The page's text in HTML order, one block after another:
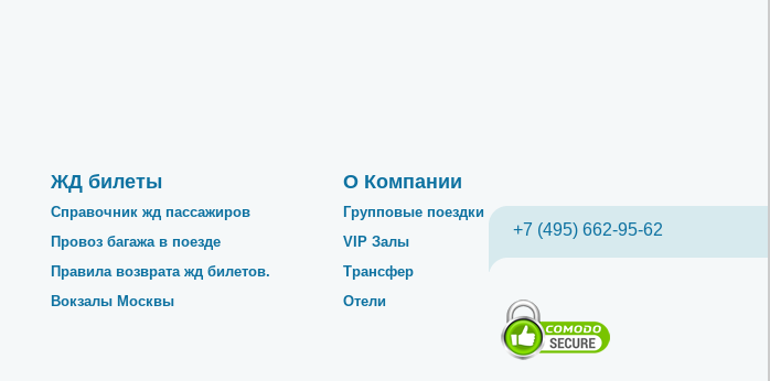
ЖД билеты О Компании
Справочник жд пассажиров
Групповые поездки
Провоз багажа в поезде
VIP Залы
Правила возврата жд билетов.
Трансфер
Вокзалы Москвы Отели
+7 (495) 662-95-62